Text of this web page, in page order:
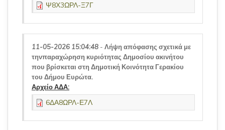
Ψ8Χ3ΩΡΛ-Ξ7Γ
11-05-2026 15:04:48 - Λήψη απόφασης σχετικά με
τηνπαραχώρηση κυριότητας Δημοσίου ακινήτου
που βρίσκεται στη Δημοτική Κοινότητα Γερακίου
του Δήμου Ευρώτα.
Αρχείο ΑΔΑ:
6ΔΑ8ΩΡΛ-Ε7Λ